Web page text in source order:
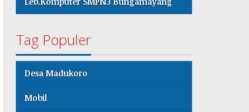
Tag Populer
Desa Madukoro
Mobil